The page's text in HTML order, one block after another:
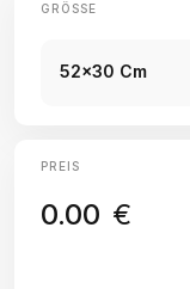
GRÖSSE
52x30 Cm
PREIS
0.00 €